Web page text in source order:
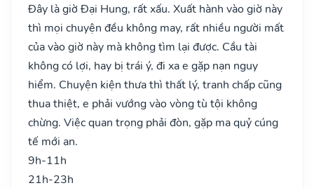
Đây là giờ Đại Hung, rất xấu. Xuất hành vào giờ này
thì mọi chuyện đều không may, rất nhiều người mất
của vào giờ này mà không tìm lại được. Cầu tài
không có lợi, hay bị trái ý, đi xa e gặp nạn nguy
hiểm. Chuyện kiện thưa thì thất lý, tranh chấp cũng
thua thiệt, e phải vướng vào vòng tù tội không
chừng. Việc quan trọng phải đòn, gặp ma quỷ cúng
tế mới an.
9h-11h
21h-23h